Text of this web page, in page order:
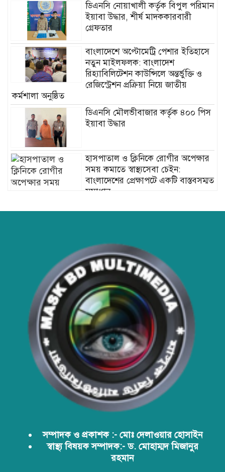
ডিএনসি নোয়াখালী কর্তৃক বিপুল পরিমান
ইয়াবা উদ্ধার, শীর্ষ মাদককারবারী
গ্রেফতার
বাংলাদেশে অপ্টোমেট্রি পেশার ইতিহাসে
নতুন মাইলফলক: বাংলাদেশ
রিহ্যাবিলিটেশন কাউন্সিলে অন্তর্ভুক্তি ও
রেজিস্ট্রেশন প্রক্রিয়া নিয়ে জাতীয়
কর্মশালা অনুষ্ঠিত
ডিএনসি মৌলভীবাজার কর্তৃক ৪০০ পিস
ইয়াবা উদ্ধার
হাসপাতাল ও ক্লিনিকে রোগীর অপেক্ষার
সময় কমাতে স্বাস্থ্যসেবা চেইন:
বাংলাদেশের প্রেক্ষাপটে একটি বাস্তবসম্মত
সমাধান
বাংলাদেশের টিকা নিরাপত্তা ও স্বাস্থ্য
সার্বভৌমত্ব: এখনই দেশীয় ভ্যাকসিন
উৎপাদনে জাতীয় বিনিয়োগের সময়
আবারো ডিএনসি নোয়াখালী কর্তৃক
বিপুল পরিমান ইয়াবা ও গাঁজা উদ্ধার
ডিএনসি নোয়াখালী কর্তৃক বিপুল পরিমান
ইয়াবা উদ্ধার
ডিএনসি যশোর কর্তৃক ৩০ হাজার পিস
ডিএনসির অভিযানে দেশের ইতিহাসে
সম্পাদক ও প্রকাশক :- মোঃ দেলাওয়ার হোসাইন
স্বাস্থ্য বিষয়ক সম্পাদক:- ড. মোহাম্মদ মিজানুর
রহমান